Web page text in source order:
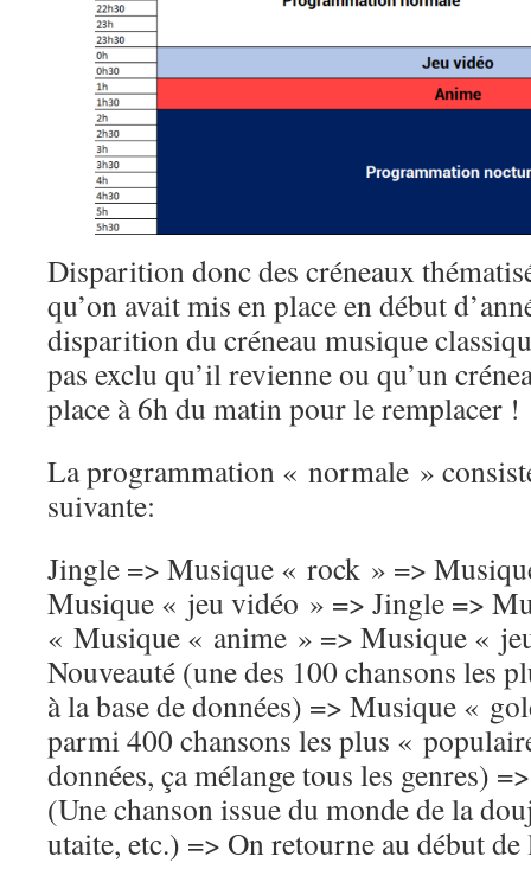
Disparition donc des créneaux
qu’on avait mis en place en début
disparition du créneau musique
pas exclu qu’il revienne ou qu’un
place à 6h du matin pour le remplacer !
La programmation « normale »
suivante:
Jingle => Musique « rock » =>
Musique « jeu vidéo » => Jingle =>
« Musique « anime » => Musique «
Nouveauté (une des 100 chansons les
à la base de données) => Musique «
parmi 400 chansons les plus «
données, ça mélange tous les genres)
(Une chanson issue du monde de la
utaite, etc.) => On retourne au début de